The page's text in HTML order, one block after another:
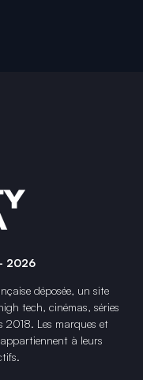
2026
déposée, un site
tech, cinémas, séries
Les marques et
à leurs